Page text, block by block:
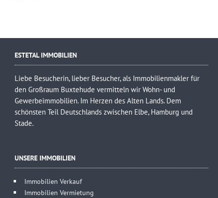
ESTETAL IMMOBILIEN
Liebe Besucherin, lieber Besucher, als Immobilienmakler für
den Großraum Buxtehude vermitteln wir Wohn- und
Gewerbeimmobilien. Im Herzen des Alten Lands. Dem
schönsten Teil Deutschlands zwischen Elbe, Hamburg und
Stade.
UNSERE IMMOBILIEN
Immobilien Verkauf
Immobilien Vermietung